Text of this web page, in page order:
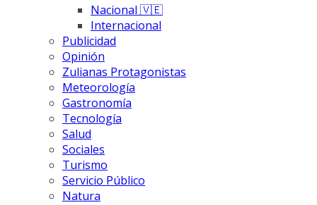
Nacional 🇻🇪
Internacional
Publicidad
Opinión
Zulianas Protagonistas
Meteorología
Gastronomía
Tecnología
Salud
Sociales
Turismo
Servicio Público
Natura